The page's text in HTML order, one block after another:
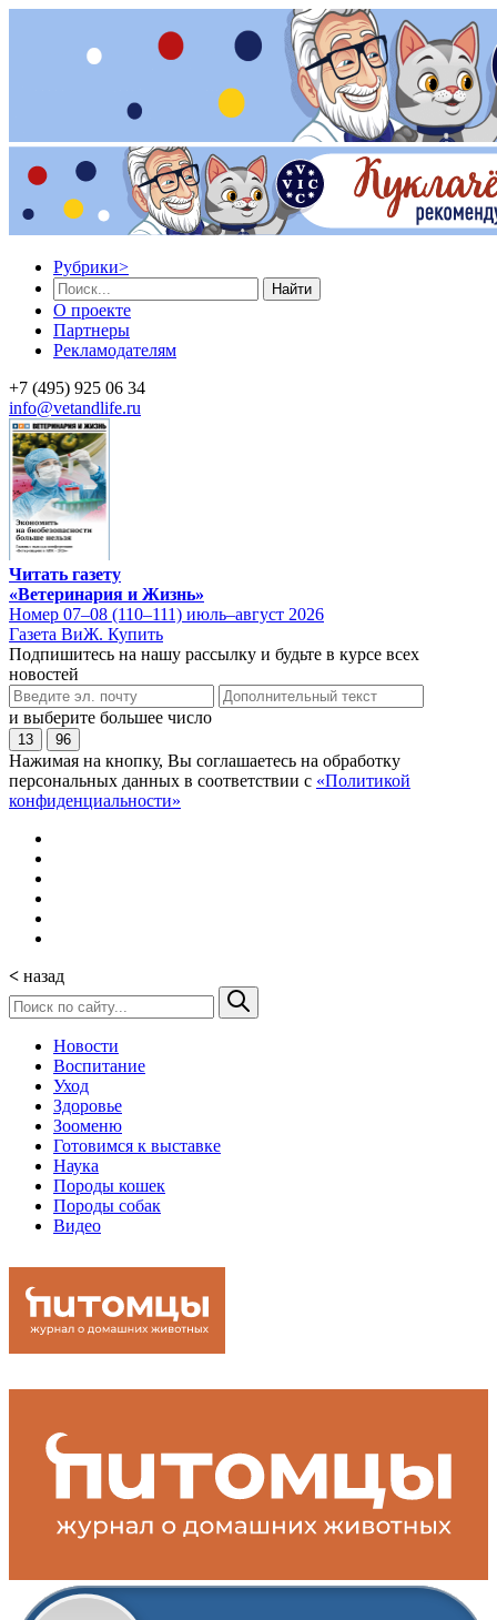
Рубрики>
Найти
О проекте
Партнеры
Рекламодателям
+7 (495) 925 06 34
info@vetandlife.ru
Читать газету
«Ветеринария и Жизнь»
Номер 07–08 (110–111) июль–август 2026
Газета ВиЖ. Купить
Подпишитесь на нашу рассылку и будьте в курсе всех
новостей
и выберите большее число
13 96
Нажимая на кнопку, Вы соглашаетесь на обработку
персональных данных в соответствии с «Политикой
конфиденциальности»
< назад
Новости
Воспитание
Уход
Здоровье
Зооменю
Готовимся к выставке
Наука
Породы кошек
Породы собак
Видео